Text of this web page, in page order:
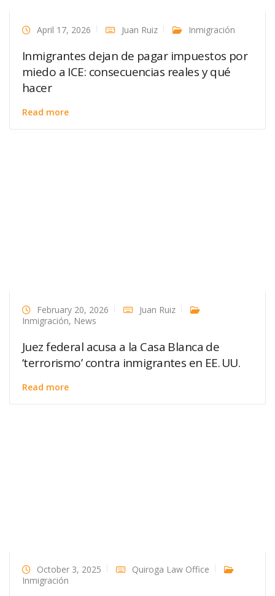
April 17, 2026 Juan Ruiz Inmigración
Inmigrantes dejan de pagar impuestos por
miedo a ICE: consecuencias reales y qué
hacer
Read more
February 20, 2026
Juan Ruiz
Inmigración, News
Juez federal acusa a la Casa Blanca de
‘terrorismo’ contra inmigrantes en EE. UU.
Read more
October 3, 2025
Quiroga Law Office
Inmigración